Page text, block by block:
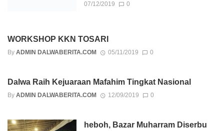
07/12/2019
0
WORKSHOP KKN TOSARI
By ADMIN DALWABERITA.COM 05/11/2019 0
Dalwa Raih Kejuaraan Mafahim Tingkat Nasional
By ADMIN DALWABERITA.COM 12/09/2019 0
heboh, Bazar Muharram Diserbu